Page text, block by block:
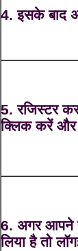
4. इसके बाद
5. रजिस्टर
क्लिक करें और
6. अगर आपने
लिया है तो